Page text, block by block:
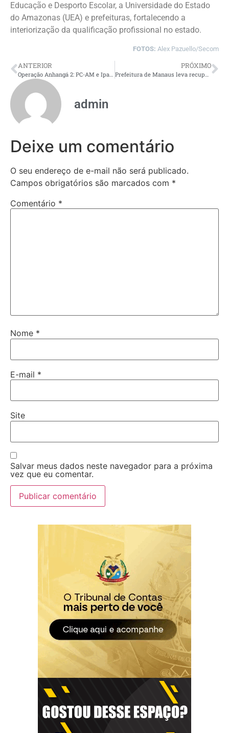
Educação e Desporto Escolar, a Universidade do Estado
do Amazonas (UEA) e prefeituras, fortalecendo a
interiorização da qualificação profissional no estado.
FOTOS: Alex Pazuello/Secom
ANTERIOR PRÓXIMO
admin
Deixe um comentário
O seu endereço de e-mail não será publicado.
Campos obrigatórios são marcados com *
Comentário *
Nome *
E-mail *
Site
Salvar meus dados neste navegador para a próxima
vez que eu comentar.